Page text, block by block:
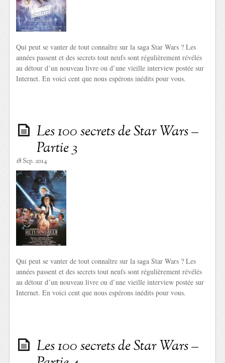
Qui peut se vanter de tout connaître sur la saga Star Wars ? Les
années passent et des secrets tout neufs sont régulièrement révélés
au détour d’un nouveau livre ou d’une vieille interview postée sur
Internet. En voici cent que nous espérons inédits pour vous.
Les 100 secrets de Star Wars –
Partie 3
18 Sep. 2014
Qui peut se vanter de tout connaître sur la saga Star Wars ? Les
années passent et des secrets tout neufs sont régulièrement révélés
au détour d’un nouveau livre ou d’une vieille interview postée sur
Internet. En voici cent que nous espérons inédits pour vous.
Les 100 secrets de Star Wars –